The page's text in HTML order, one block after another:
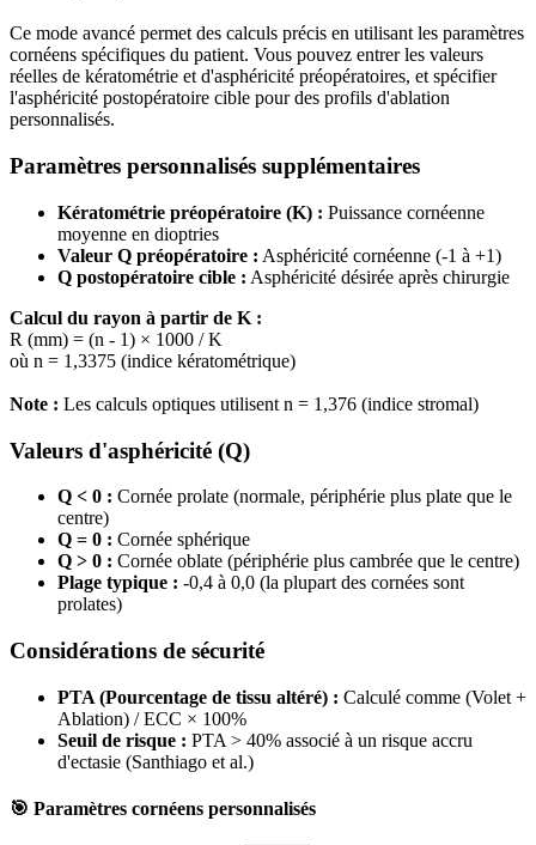
Ce mode avancé permet des calculs précis en utilisant les paramètres
cornéens spécifiques du patient. Vous pouvez entrer les valeurs
réelles de kératométrie et d'asphéricité préopératoires, et spécifier
l'asphéricité postopératoire cible pour des profils d'ablation
personnalisés.
Paramètres personnalisés supplémentaires
Kératométrie préopératoire (K) : Puissance cornéenne
moyenne en dioptries
Valeur Q préopératoire : Asphéricité cornéenne (-1 à +1)
Q postopératoire cible : Asphéricité désirée après chirurgie
Calcul du rayon à partir de K :
R (mm) = (n - 1) × 1000 / K
où n = 1,3375 (indice kératométrique)
Note : Les calculs optiques utilisent n = 1,376 (indice stromal)
Valeurs d'asphéricité (Q)
Q < 0 : Cornée prolate (normale, périphérie plus plate que le
centre)
Q = 0 : Cornée sphérique
Q > 0 : Cornée oblate (périphérie plus cambrée que le centre)
Plage typique : -0,4 à 0,0 (la plupart des cornées sont
prolates)
Considérations de sécurité
PTA (Pourcentage de tissu altéré) : Calculé comme (Volet +
Ablation) / ECC × 100%
Seuil de risque : PTA > 40% associé à un risque accru
d'ectasie (Santhiago et al.)
🎯 Paramètres cornéens personnalisés